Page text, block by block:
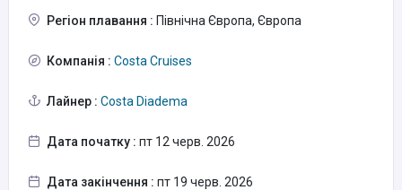
Регіон плавання : Північна Європа, Європа
Компанія : Costa Cruises
Лайнер : Costa Diadema
Дата початку : пт 12 черв. 2026
Дата закінчення : пт 19 черв. 2026